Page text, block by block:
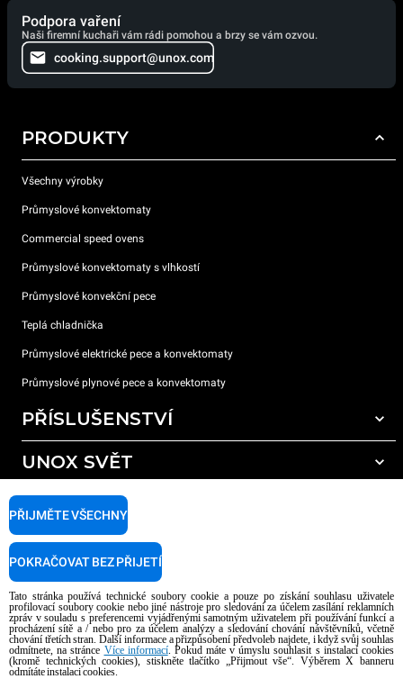
Podpora vaření
Naši firemní kuchaři vám rádi pomohou a brzy se vám ozvou.
cooking.support@unox.com
PRODUKTY
Všechny výrobky
Průmyslové konvektomaty
Commercial speed ovens
Průmyslové konvektomaty s vlhkostí
Průmyslové konvekční pece
Teplá chladnička
Průmyslové elektrické pece a konvektomaty
Průmyslové plynové pece a konvektomaty
PŘÍSLUŠENSTVÍ
Všechna příslušenství
Čisticí prostředky pro ruční mytí
Úprava vody pryskyřičnými filtry
Úprava vody reverzní osmózou
UNOX SVĚT
Naše pobočky po celém světě
PODPORA
Najděte Servisní Střediska
Copyright 2026 UNOX S.p.A. Všechna práva vyhrazena. Reg. Imp. Padova n °
04230750285 - REA Padova 372835 - Cap. Soc. 5.000.000 € iv - P.IVA / CF
04230750285 - IT WEEE Reg. No. IT08020000000377
AI Content Disclaimer Privacy policy Cookie policy
Tato stránka používá technické soubory cookie a pouze po získání souhlasu uživatele
profilovací soubory cookie nebo jiné nástroje pro sledování za účelem zasílání reklamních
zpráv v souladu s preferencemi vyjádřenými samotným uživatelem při používání funkcí a
procházení sítě a / nebo pro za účelem analýzy a sledování chování návštěvníků, včetně
chování třetích stran. Další informace a přizpůsobení předvoleb najdete, i když svůj souhlas
odmítnete, na stránce Více informací. Pokud máte v úmyslu souhlasit s instalací cookies
(kromě technických cookies), stiskněte tlačítko „Přijmout vše“. Výběrem X banneru
odmítáte instalaci cookies.
PŘIJMĚTE VŠECHNY
POKRAČOVAT BEZ PŘIJETÍ